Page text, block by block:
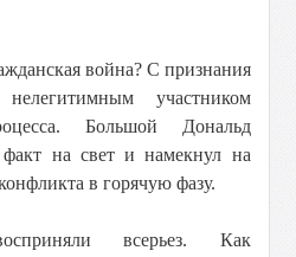
война? С признания
участником
Большой Дональд
на свет и намекнул на
в горячую фазу.
всерьез. Как